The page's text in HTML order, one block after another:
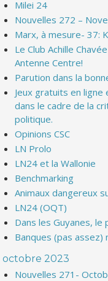
Milei 24
Nouvelles 272 –
Marx, à mesure- 37:
Le Club Achille
Antenne Centre!
Parution dans la
Jeux gratuits en
dans le cadre de la
politique.
Opinions CSC
LN Prolo
LN24 et la Wallonie
Benchmarking
Animaux dangereux
LN24 (OQT)
Dans les Guyanes,
Banques (pas assez)
octobre 2023
Nouvelles 271-